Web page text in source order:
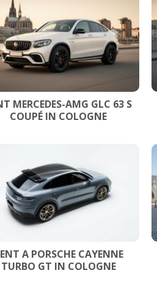
MERCEDES-AMG GLC 63 S
COUPÉ IN COLOGNE
A PORSCHE CAYENNE
TURBO GT IN COLOGNE